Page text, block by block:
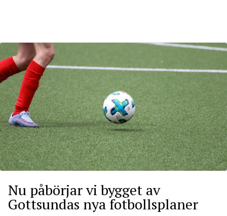
Nu påbörjar vi bygget av
Gottsundas nya fotbollsplaner